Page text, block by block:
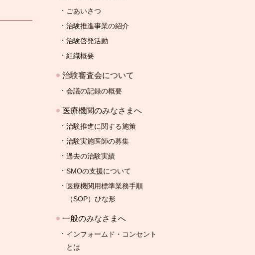
ごあいさつ
治験推進事業の紹介
治験啓発活動
組織概要
治験審査会について
会議の記録の概要
医療機関のみなさまへ
治験推進に関する施策
治験実施医師の募集
過去の治験実績
SMOの支援について
医療機関用標準業務手順
（SOP）ひな形
一般のみなさまへ
インフォームド・コンセント
とは